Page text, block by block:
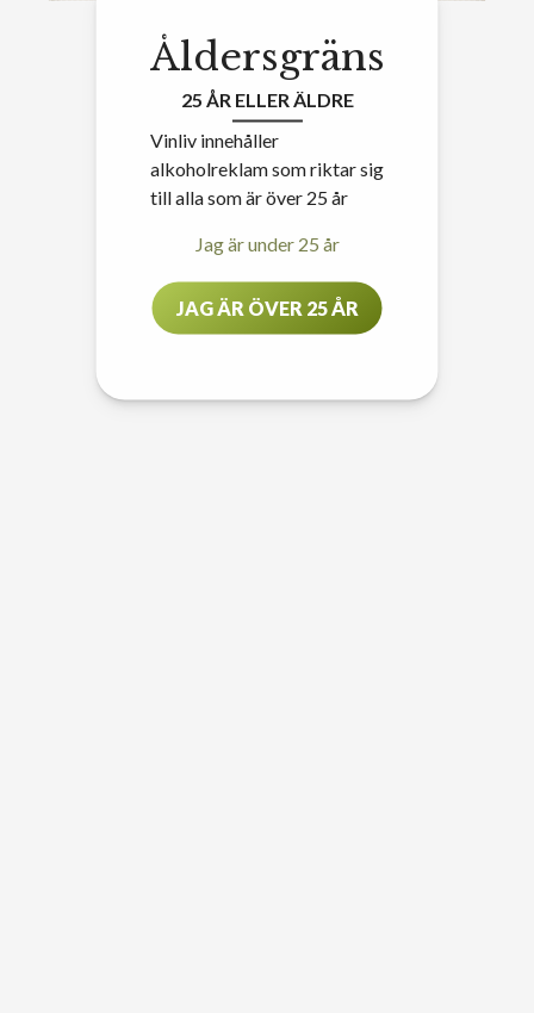
Åldersgräns
25 ÅR ELLER ÄLDRE
Vinliv innehåller
alkoholreklam som riktar sig
till alla som är över 25 år
Jag är under 25 år
JAG ÄR ÖVER 25 ÅR